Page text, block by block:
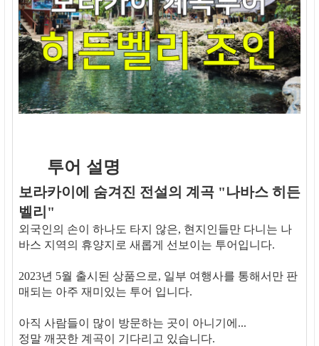
투어 설명
보라카이에 숨겨진 전설의 계곡 "나바스 히든
벨리"
외국인의 손이 하나도 타지 않은, 현지인들만 다니는 나
바스 지역의 휴양지로 새롭게 선보이는 투어입니다.
2023년 5월 출시된 상품으로, 일부 여행사를 통해서만 판
매되는 아주 재미있는 투어 입니다.
아직 사람들이 많이 방문하는 곳이 아니기에...
정말 깨끗한 계곡이 기다리고 있습니다.